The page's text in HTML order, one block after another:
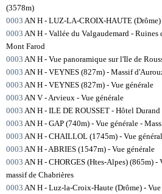
(3578m)
0003 AN H - LUZ-LA-CROIX-HAUTE (Drôme)
0003 AN H - Vallée du Valgaudemard -
Mont Farod
0003 AN H - Vue panoramique sur l'Ile de
0003 AN H - VEYNES (827m) - Massif
0003 AN H - VEYNES (827m) - Vue générale
0003 AN V - Arvieux - Vue générale
0003 AN H - ILE DE ROUSSET - Hôtel
0003 AN H - GAP (740m) - Vue générale -
0003 AN H - CHAILLOL (1745m) - Vue
0003 AN H - ABRIES (1547m) - Vue générale
0003 AN H - CHORGES (Htes-Alpes) (865m) -
massif de Chabrières
0003 AN H - Luz-la-Croix-Haute (Drôme) -